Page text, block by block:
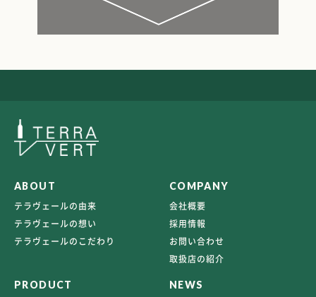
ABOUT
テラヴェールの由来
テラヴェールの想い
テラヴェールのこだわり
COMPANY
会社概要
採用情報
お問い合わせ
取扱店の紹介
PRODUCT NEWS